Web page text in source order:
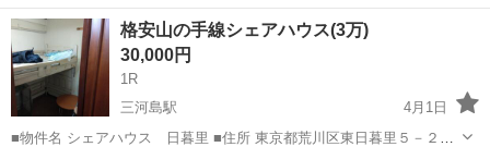
み手数料1万円』だけ🙋‍♂️ 敷金礼金0、デポジット0、保証人0、身分証だ
けでOKです(*^^*) 日比谷線三ノ輪駅 徒歩3分。 上野駅まで...
東京 荒川区 三ノ輪駅 シェアハウス 徒歩
格安山の手線シェアハウス(3万)
30,000円
1R
三河島駅
4月1日
■物件名 シェアハウス 日暮里 ■住所 東京都荒川区東日暮里５－２２